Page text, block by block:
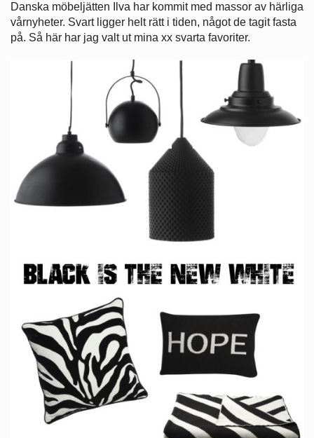
Danska möbeljätten Ilva har kommit med massor av härliga
vårnyheter. Svart ligger helt rätt i tiden, något de tagit fasta
på. Så här har jag valt ut mina xx svarta favoriter.